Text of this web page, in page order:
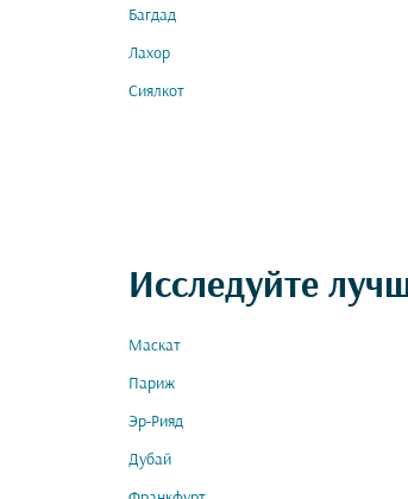
Багдад
Лахор
Сиялкот
Исследуйте
Маскат
Париж
Эр-Рияд
Дубай